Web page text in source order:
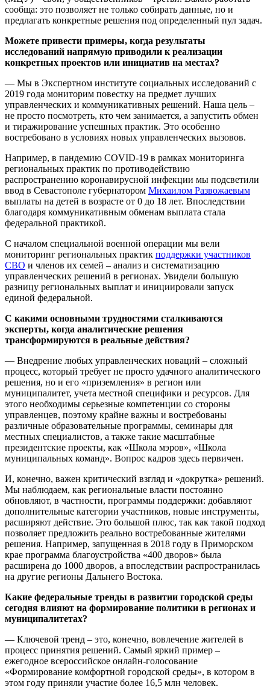
сообща: это позволяет не только собирать данные, но и
предлагать конкретные решения под определенный пул задач.
Можете привести примеры, когда результаты
исследований напрямую приводили к реализации
конкретных проектов или инициатив на местах?
— Мы в Экспертном институте социальных исследований с
2019 года мониторим повестку на предмет лучших
управленческих и коммуникативных решений. Наша цель –
не просто посмотреть, кто чем занимается, а запустить обмен
и тиражирование успешных практик. Это особенно
востребовано в условиях новых управленческих вызовов.
Например, в пандемию COVID-19 в рамках мониторинга
региональных практик по противодействию
распространению коронавирусной инфекции мы подсветили
ввод в Севастополе губернатором Михаилом Развожаевым
выплаты на детей в возрасте от 0 до 18 лет. Впоследствии
благодаря коммуникативным обменам выплата стала
федеральной практикой.
С началом специальной военной операции мы вели
мониторинг региональных практик поддержки участников
СВО и членов их семей – анализ и систематизацию
управленческих решений в регионах. Увидели большую
разницу региональных выплат и инициировали запуск
единой федеральной.
С какими основными трудностями сталкиваются
эксперты, когда аналитические решения
трансформируются в реальные действия?
— Внедрение любых управленческих новаций – сложный
процесс, который требует не просто удачного аналитического
решения, но и его «приземления» в регион или
муниципалитет, учета местной специфики и ресурсов. Для
этого необходимы серьезные компетенции со стороны
управленцев, поэтому крайне важны и востребованы
различные образовательные программы, семинары для
местных специалистов, а также такие масштабные
президентские проекты, как «Школа мэров», «Школа
муниципальных команд». Вопрос кадров здесь первичен.
И, конечно, важен критический взгляд и «докрутка» решений.
Мы наблюдаем, как региональные власти постоянно
обновляют, в частности, программы поддержки: добавляют
дополнительные категории участников, новые инструменты,
расширяют действие. Это большой плюс, так как такой подход
позволяет предложить реально востребованные жителями
решения. Например, запущенная в 2018 году в Приморском
крае программа благоустройства «400 дворов» была
расширена до 1000 дворов, а впоследствии распространилась
на другие регионы Дальнего Востока.
Какие федеральные тренды в развитии городской среды
сегодня влияют на формирование политики в регионах и
муниципалитетах?
— Ключевой тренд – это, конечно, вовлечение жителей в
процесс принятия решений. Самый яркий пример –
ежегодное всероссийское онлайн-голосование
«Формирование комфортной городской среды», в котором в
этом году приняли участие более 16,5 млн человек.